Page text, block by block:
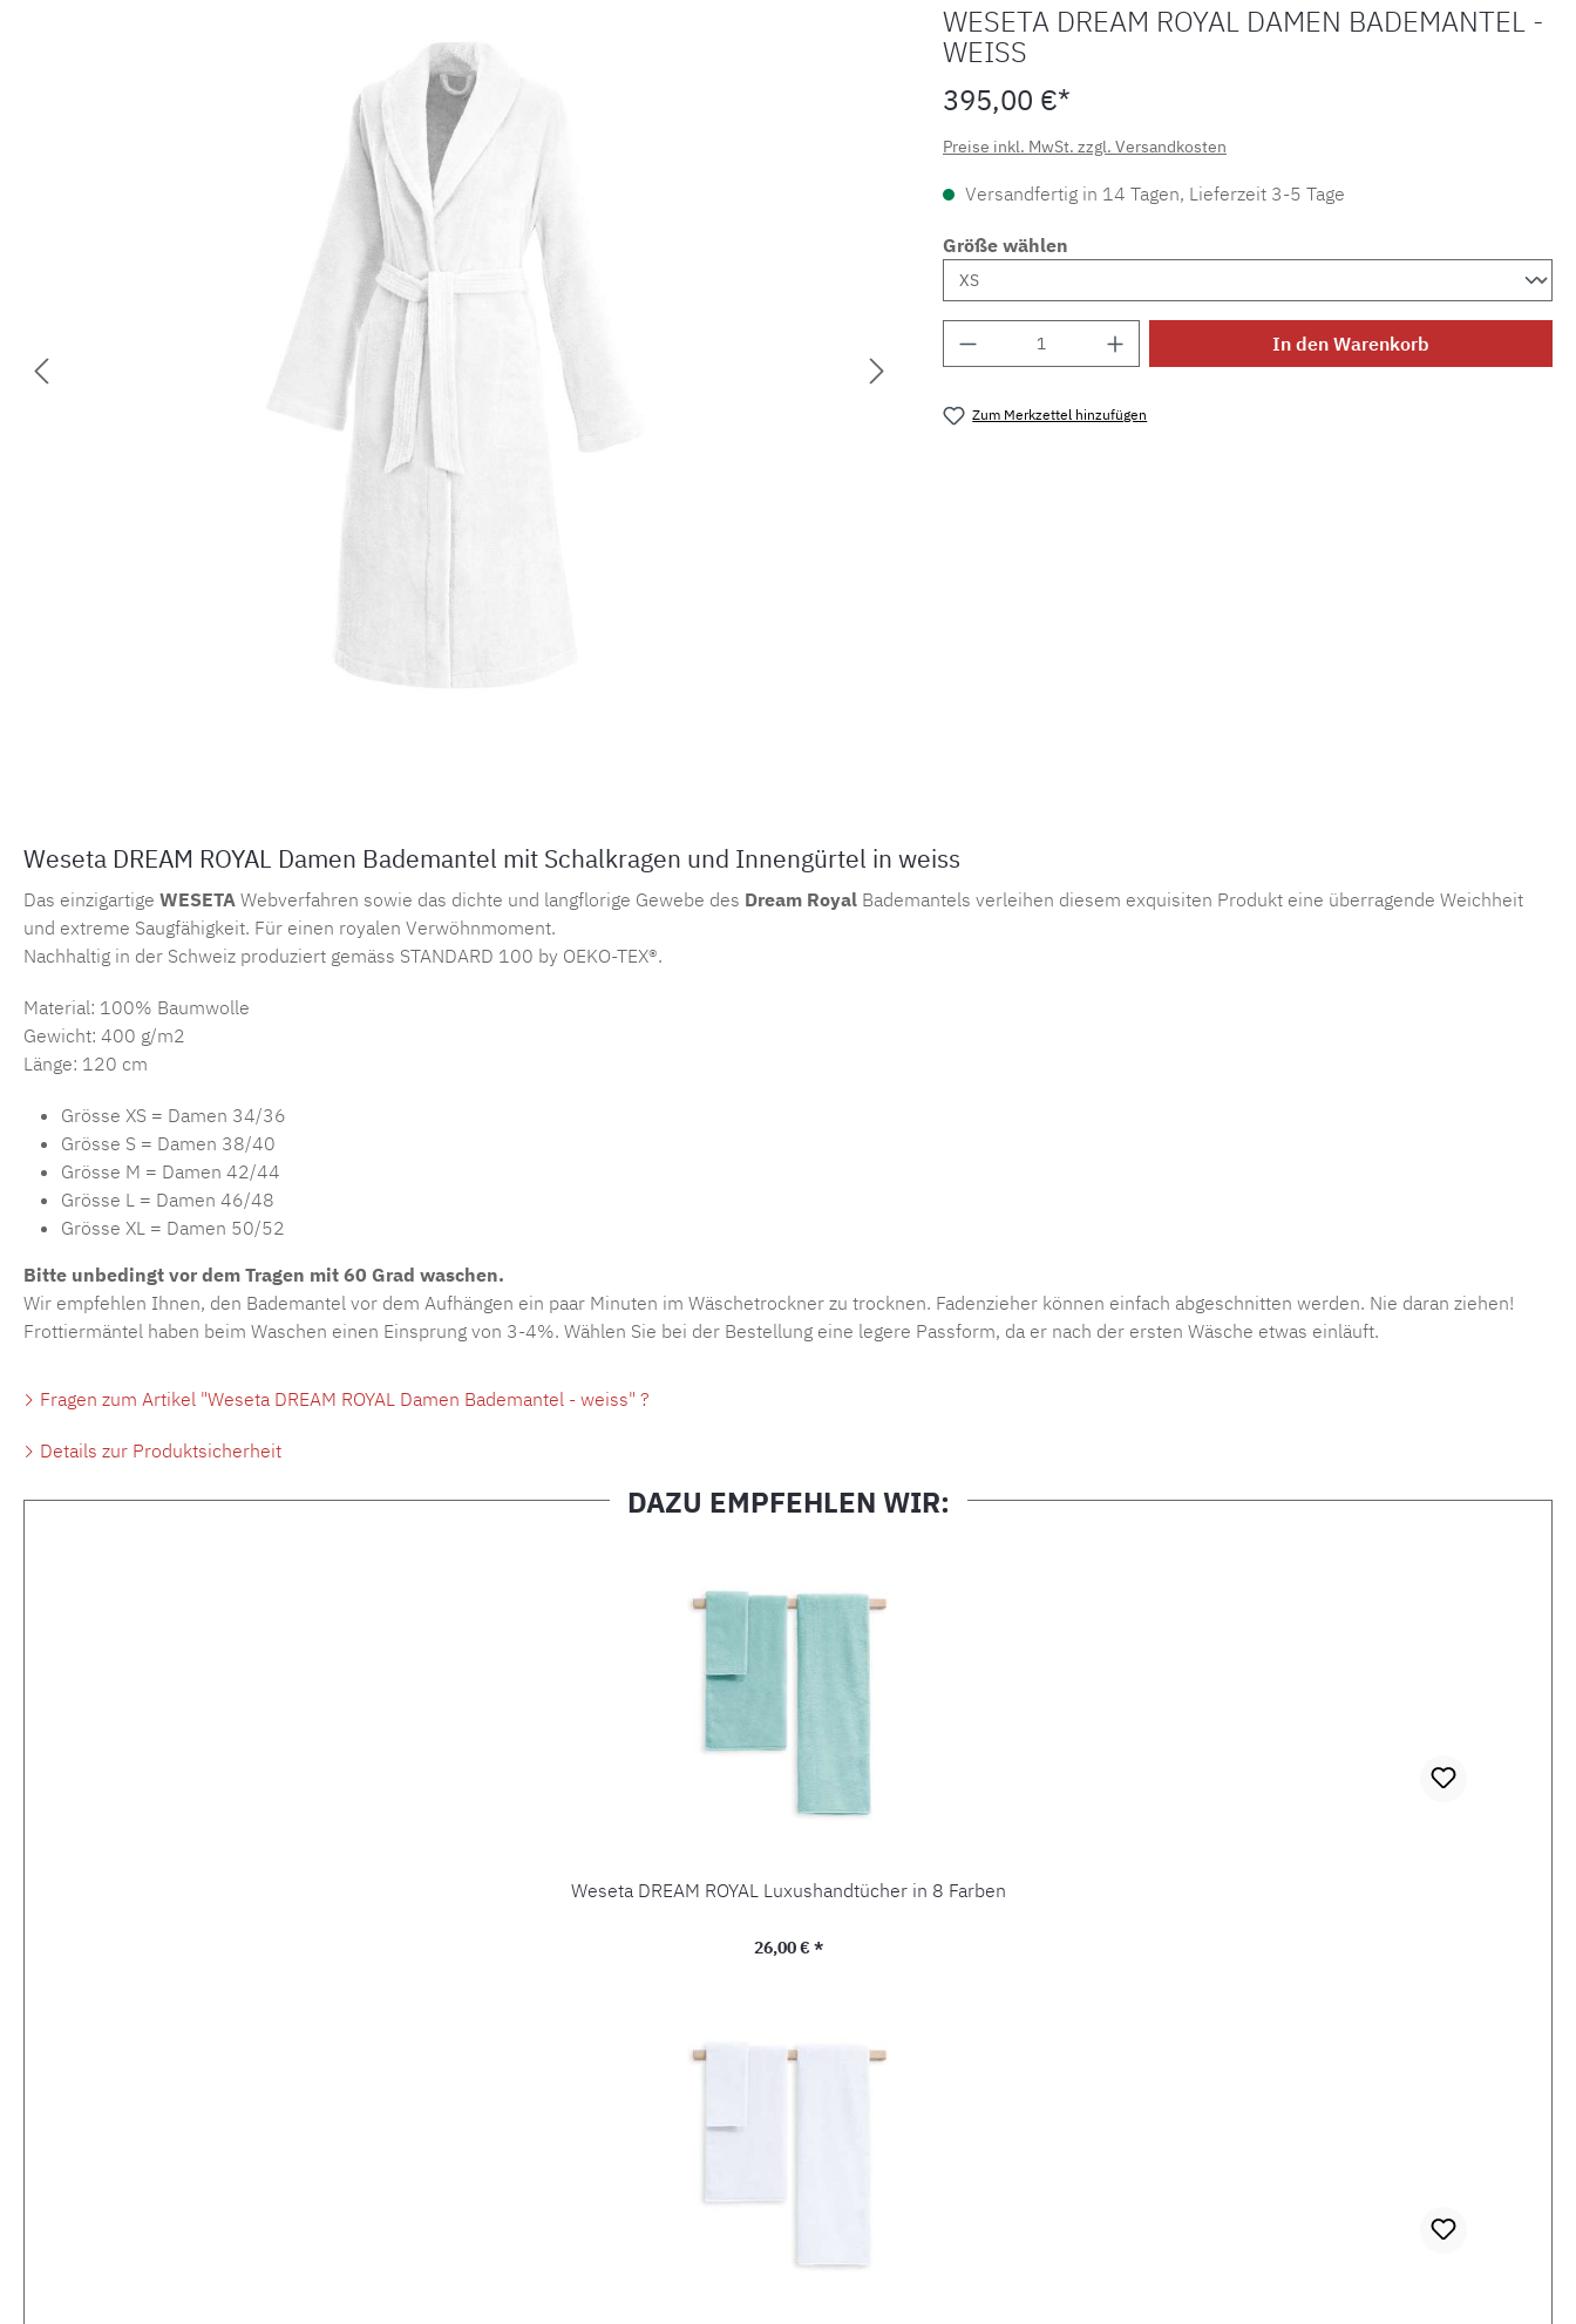
WESETA DREAM ROYAL DAMEN BADEMANTEL -
WEISS
395,00 €*
Preise inkl. MwSt. zzgl. Versandkosten
Versandfertig in 14 Tagen, Lieferzeit 3-5 Tage
Größe wählen
Produkt Anzahl: Gib den gewünschten Wert ein
In den Warenkorb
Zum Merkzettel hinzufügen
Weseta DREAM ROYAL Damen Bademantel mit Schalkragen und Innengürtel in weiss
Das einzigartige WESETA Webverfahren sowie das dichte und langflorige Gewebe des Dream Royal Bademantels verleihen diesem exquisiten Produkt eine überragende Weichheit
und extreme Saugfähigkeit. Für einen royalen Verwöhnmoment.
Nachhaltig in der Schweiz produziert gemäss STANDARD 100 by OEKO-TEX®.
Material: 100% Baumwolle
Gewicht: 400 g/m2
Länge: 120 cm
Grösse XS = Damen 34/36
Grösse S = Damen 38/40
Grösse M = Damen 42/44
Grösse L = Damen 46/48
Grösse XL = Damen 50/52
Bitte unbedingt vor dem Tragen mit 60 Grad waschen.
Wir empfehlen Ihnen, den Bademantel vor dem Aufhängen ein paar Minuten im Wäschetrockner zu trocknen. Fadenzieher können einfach abgeschnitten werden. Nie daran ziehen!
Frottiermäntel haben beim Waschen einen Einsprung von 3-4%. Wählen Sie bei der Bestellung eine legere Passform, da er nach der ersten Wäsche etwas einläuft.
Fragen zum Artikel "Weseta DREAM ROYAL Damen Bademantel - weiss" ?
Details zur Produktsicherheit
DAZU EMPFEHLEN WIR:
Weseta DREAM ROYAL Luxushandtücher in 8 Farben
Regulärer Preis:
26,00 € *